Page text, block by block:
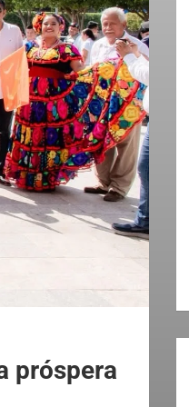
próspera